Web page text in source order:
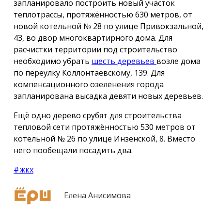
запланировало построить новый участок
теплотрассы, протяжённостью 630 метров, от
новой котельной № 28 по улице Привокзальной,
43, во двор многоквартирного дома. Для
расчистки территории под строительство
необходимо убрать шесть деревьев возле дома
по переулку Коллонтаевскому, 139. Для
компенсационного озеленения города
запланирована высадка девяти новых деревьев.
Ещё одно дерево срубят для строительства
тепловой сети протяжённостью 530 метров от
котельной № 26 по улице Инзенской, 8. Вместо
него пообещали посадить два.
#жкх
Елена Анисимова